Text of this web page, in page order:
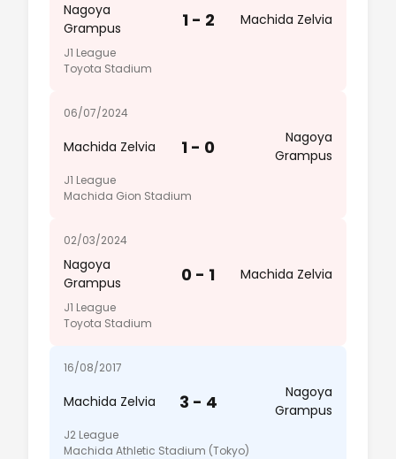
Nagoya
Grampus
1 - 2 Machida Zelvia
J1 League
Toyota Stadium
06/07/2024
Machida Zelvia 1 - 0
Nagoya
Grampus
J1 League
Machida Gion Stadium
02/03/2024
Nagoya
Grampus
0 - 1 Machida Zelvia
J1 League
Toyota Stadium
16/08/2017
Machida Zelvia 3 - 4
Nagoya
Grampus
J2 League
Machida Athletic Stadium (Tokyo)